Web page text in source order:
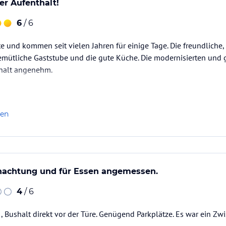
Aufenthalt!
6 / 6
und kommen seit vielen Jahren für einige Tage. Die
Gaststube und die gute Küche. Die modernisierten und
angenehm.
und für Essen angemessen.
4 / 6
direkt vor der Türe. Genügend Parkplätze. Es war ein